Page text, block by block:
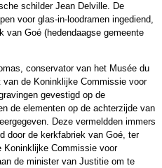
schilder Jean Delville. De
voor glas-in-loodramen ingediend,
van Goé (hedendaagse gemeente
conservator van het Musée du
van de Koninklijke Commissie voor
gevestigd op de
de elementen op de achterzijde van
Deze vermeldden immers
door de kerkfabriek van Goé, ter
Koninklijke Commissie voor
de minister van Justitie om te